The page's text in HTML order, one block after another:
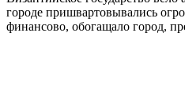
городе пришвартовывались
финансово, обогащало город,